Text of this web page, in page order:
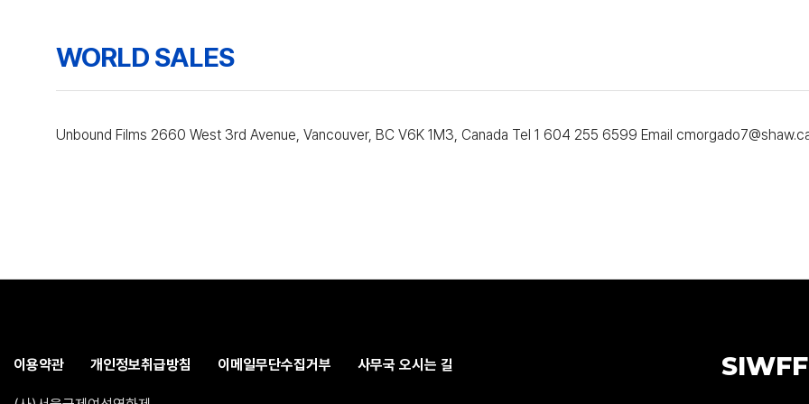
WORLD SALES
Unbound Films 2660 West 3rd Avenue, Vancouver, BC V6K 1M3, Canada Tel 1 604 255 6599 Email
이용약관 개인정보취급방침 이메일무단수집거부 사무국 오시는 길